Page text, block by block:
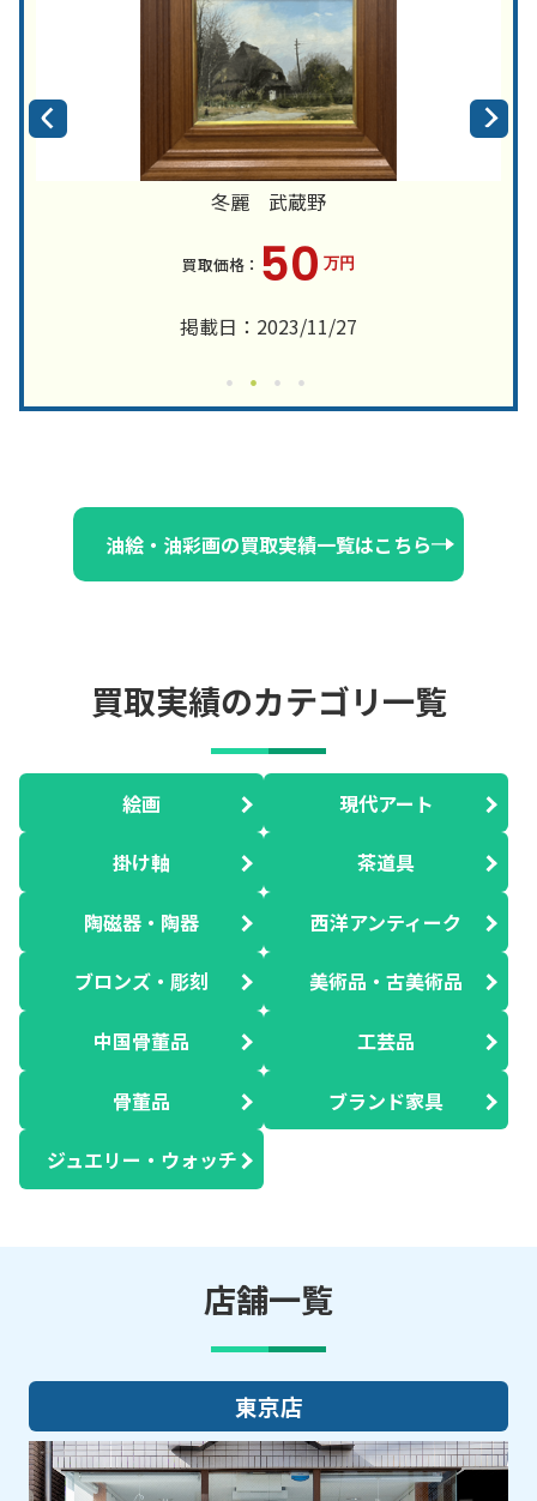
冬麗 武蔵野
50 万円
掲載日：2023/11/27
油絵・油彩画の買取実績一覧はこちら
買取実績のカテゴリ一覧
絵画 現代アート
掛け軸 茶道具
陶磁器・陶器 西洋アンティーク
ブロンズ・彫刻 美術品・古美術品
中国骨董品 工芸品
骨董品 ブランド家具
ジュエリー・ウォッチ
店舗一覧
大阪店